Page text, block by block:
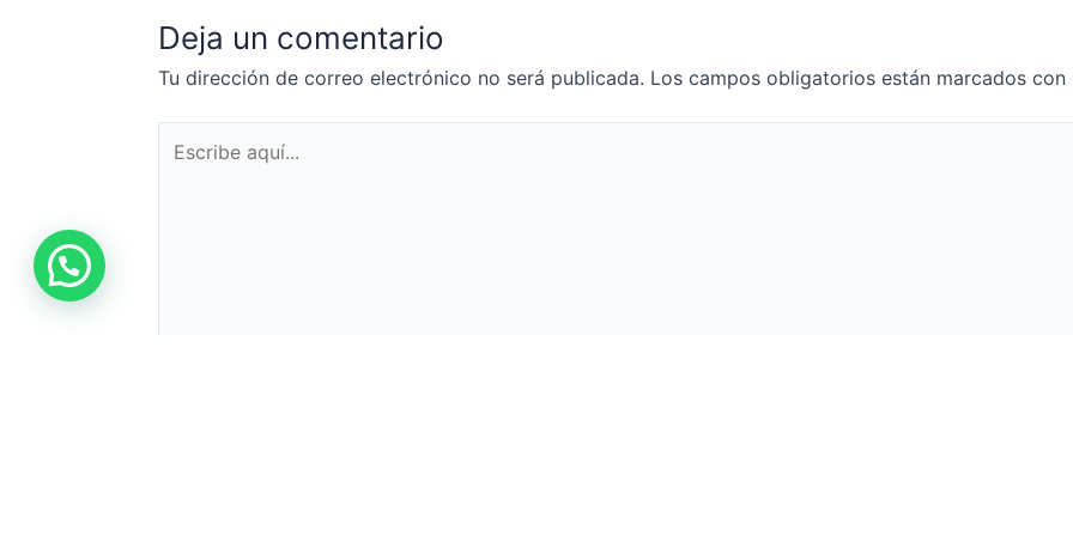
Deja un comentario
Tu dirección de correo electrónico no será publicada. Los campos obligatorios están marcados con